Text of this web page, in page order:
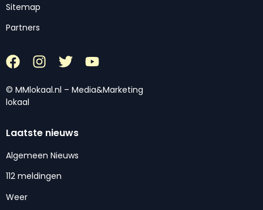
Sitemap
Partners
© MMlokaal.nl – Media&Marketing
lokaal
Laatste nieuws
Algemeen Nieuws
112 meldingen
Weer